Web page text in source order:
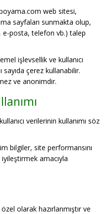
web sitesi,
sayfaları sunmakta olup,
e-posta, telefon vb.) talep
işlevsellik ve kullanıcı
sayıda çerez kullanabilir.
ve anonimdir.
verilerinin kullanımı söz
bilgiler, site performansını
iyileştirmek amacıyla
olarak hazırlanmıştır ve